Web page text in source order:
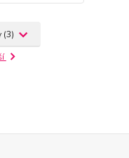
(3)